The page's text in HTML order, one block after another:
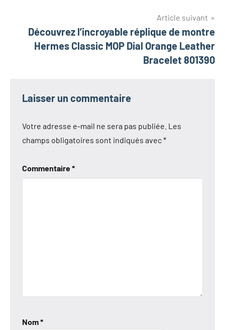
Article suivant
Découvrez l’incroyable réplique de montre
Hermes Classic MOP Dial Orange Leather
Bracelet 801390
Laisser un commentaire
Votre adresse e-mail ne sera pas publiée. Les
champs obligatoires sont indiqués avec*
Commentaire*
Nom*